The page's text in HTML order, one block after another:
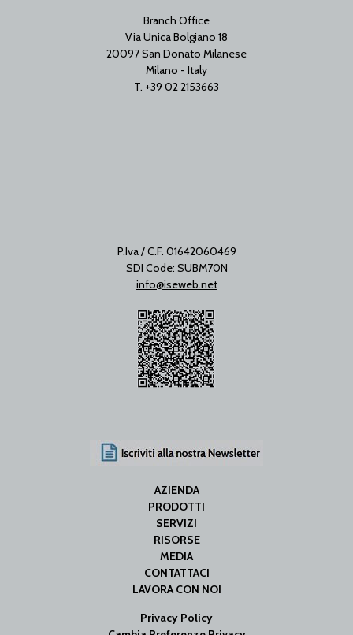
Branch Office
Via Unica Bolgiano 18
20097 San Donato Milanese
Milano - Italy
T. +39 02 2153663
P.Iva / C.F. 01642060469
SDI Code: SUBM70N
info@iseweb.net
AZIENDA
PRODOTTI
SERVIZI
RISORSE
MEDIA
CONTATTACI
LAVORA CON NOI
Privacy Policy